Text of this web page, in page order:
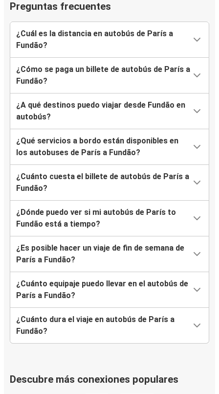
Preguntas frecuentes
¿Cuál es la distancia en autobús de París a
Fundão?
¿Cómo se paga un billete de autobús de París a
Fundão?
¿A qué destinos puedo viajar desde Fundão en
autobús?
¿Qué servicios a bordo están disponibles en
los autobuses de París a Fundão?
¿Cuánto cuesta el billete de autobús de París a
Fundão?
¿Dónde puedo ver si mi autobús de París to
Fundão está a tiempo?
¿Es posible hacer un viaje de fin de semana de
París a Fundão?
¿Cuánto equipaje puedo llevar en el autobús de
París a Fundão?
¿Cuánto dura el viaje en autobús de París a
Fundão?
Descubre más conexiones populares